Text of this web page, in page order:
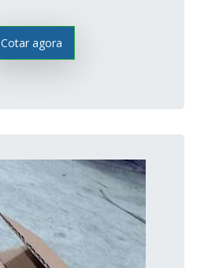
Cotar agora